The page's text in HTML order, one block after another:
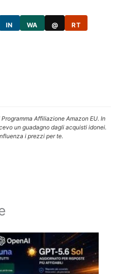
IN WA @ RT
Affiliazione Amazon EU. In
un guadagno dagli acquisti idonei.
i prezzi per te.